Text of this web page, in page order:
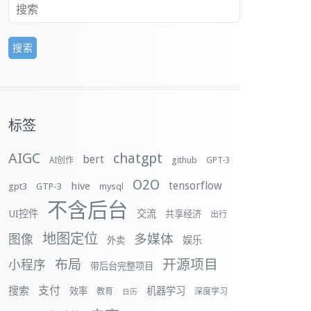
标签
AIGC
AI创作 bert chatgpt github GPT-3
gpt3 GTP-3 hive mysql O2O tensorflow
UI控件 不含后台 交流 共享经济 出行
图像 地图定位 外卖 多媒体 娱乐
小程序 布局 带后台完整项目 开源项目
搜索 支付 效率 教育 日历 机器学习 深度学习